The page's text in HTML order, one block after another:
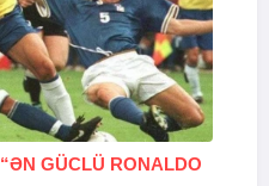
“ƏN GÜCLÜ RONALDO